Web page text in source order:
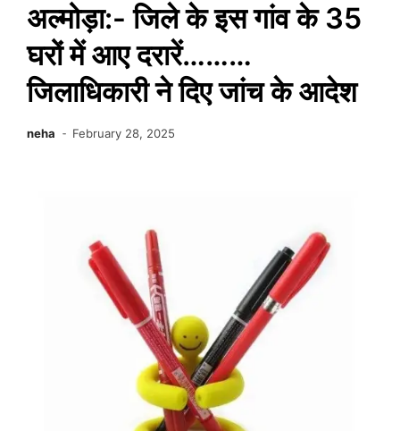
अल्मोड़ा:- जिले के इस गांव के 35
घरों में आए दरारें………
जिलाधिकारी ने दिए जांच के आदेश
neha February 28, 2025